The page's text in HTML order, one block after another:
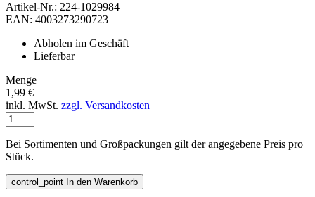
Artikel-Nr.: 224-1029984
EAN: 4003273290723
Abholen im Geschäft
Lieferbar
Menge
1,99 €
inkl. MwSt. zzgl. Versandkosten
Bei Sortimenten und Großpackungen gilt der angegebene Preis pro
Stück.
control_point In den Warenkorb